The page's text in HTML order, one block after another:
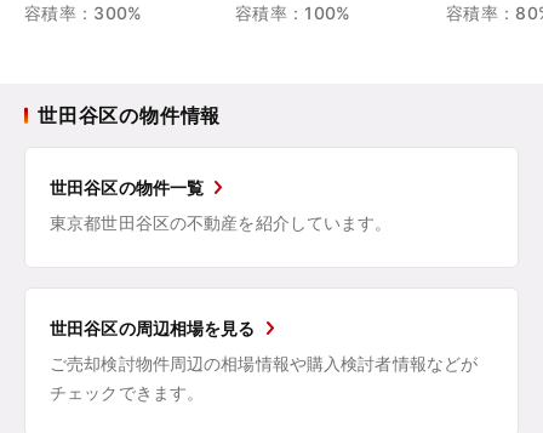
容積率：300%
容積率：100%
容積率：
世田谷区の物件情報
世田谷区の物件一覧
東京都世田谷区の不動産を紹介しています。
世田谷区の周辺相場を見る
ご売却検討物件周辺の相場情報や購入検討者情報などが
チェックできます。